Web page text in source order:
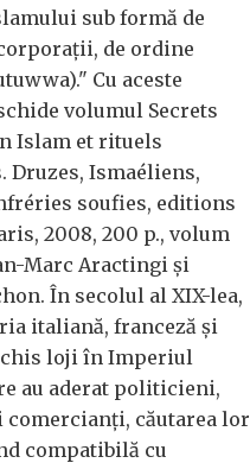
sub formă de
de ordine
Cu aceste
volumul Secrets
Islam et rituels
Druzes, Ismaéliens,
soufies, editions
2008, 200 p., volum
Marc Aractingi şi
În secolul al XIX-lea,
italiană, franceză şi
loji în Imperiul
au aderat politicieni,
căutarea lor
compatibilă cu